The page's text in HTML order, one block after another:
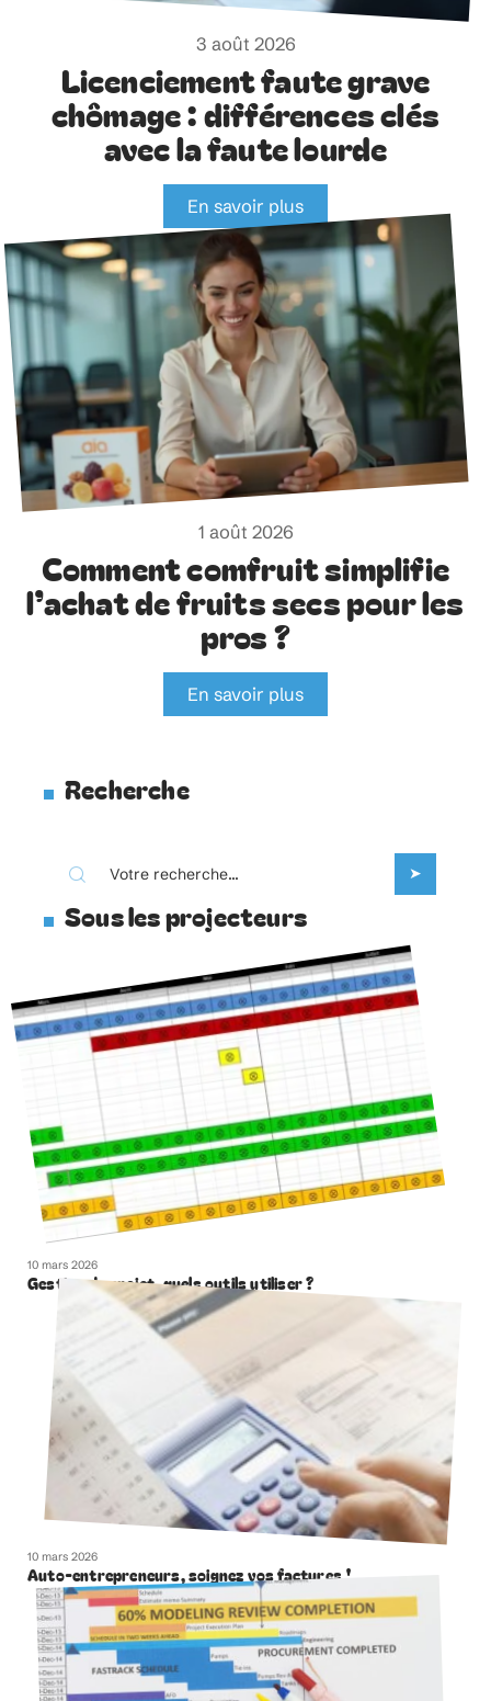
3 août 2026
Licenciement faute grave
chômage : différences clés
avec la faute lourde
En savoir plus
1 août 2026
Comment comfruit simplifie
l’achat de fruits secs pour les
pros ?
En savoir plus
Recherche
Sous les projecteurs
10 mars 2026
Gestion de projet, quels outils utiliser ?
10 mars 2026
Auto-entrepreneurs, soignez vos factures !